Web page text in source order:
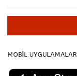
MOBİL UYGULAMALAR